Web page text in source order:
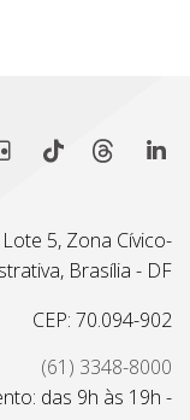
5, Zona Cívico-
Brasília - DF
CEP: 70.094-902
(61) 3348-8000
das 9h às 19h -